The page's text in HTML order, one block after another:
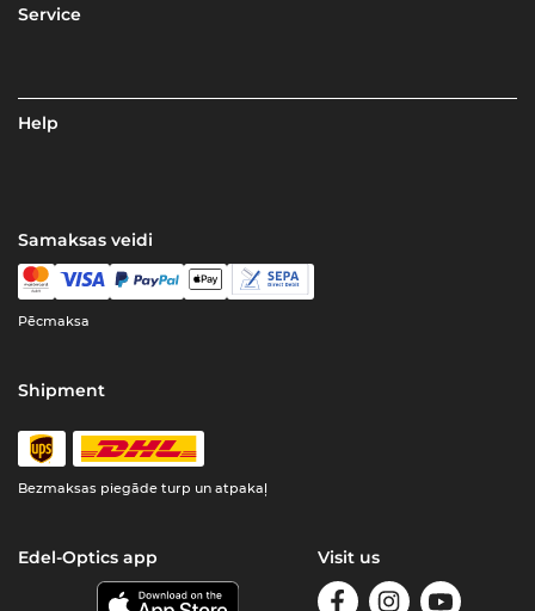
Service
Help
Samaksas veidi
Pēcmaksa
Shipment
Bezmaksas piegāde turp un atpakaļ
Edel-Optics app Visit us